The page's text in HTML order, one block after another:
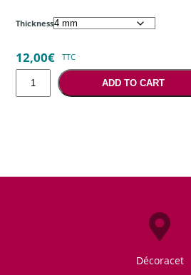
Thickness
12,00€
TTC
ADD TO CART
Décoracet